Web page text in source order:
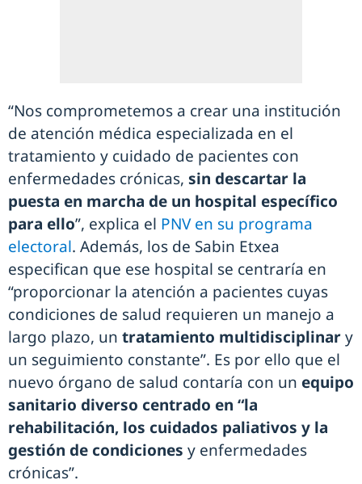
“Nos comprometemos a crear una institución
de atención médica especializada en el
tratamiento y cuidado de pacientes con
enfermedades crónicas, sin descartar la
puesta en marcha de un hospital específico
para ello”, explica el PNV en su programa
electoral. Además, los de Sabin Etxea
especifican que ese hospital se centraría en
“proporcionar la atención a pacientes cuyas
condiciones de salud requieren un manejo a
largo plazo, un tratamiento multidisciplinary
un seguimiento constante”. Es por ello que el
nuevo órgano de salud contaría con un equipo
sanitario diverso centrado en “la
rehabilitación, los cuidados paliativos y la
gestión de condiciones y enfermedades
crónicas”.